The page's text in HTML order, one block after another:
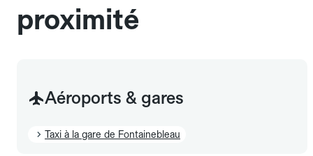
proximité
Aéroports & gares
Taxi à la gare de Fontainebleau